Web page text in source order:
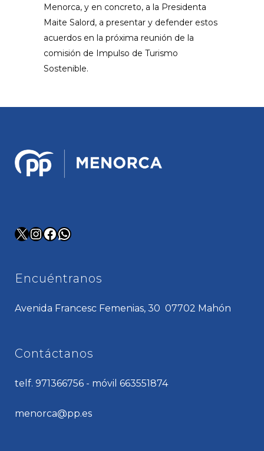
Menorca, y en concreto, a la Presidenta
Maite Salord, a presentar y defender estos
acuerdos en la próxima reunión de la
comisión de Impulso de Turismo
Sostenible.
X Instagram
Facebook
WhatsApp
Encuéntranos
Avenida Francesc Femenias, 30 07702 Mahón
Contáctanos
telf. 971366756 - móvil 663551874
menorca@pp.es